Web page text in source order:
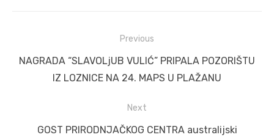
navigation
Previous
Previous
NAGRADA “SLAVOLjUB VULIĆ” PRIPALA POZORIŠTU
IZ LOZNICE NA 24. MAPS U PLAŽANU
Next
NextGOST PRIRODNJAČKOG CENTRA australijski